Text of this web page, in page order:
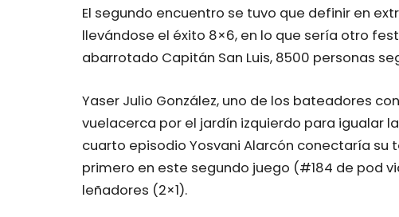
El segundo encuentro se tuvo que definir en
llevándose el éxito 8×6, en lo que sería otro
abarrotado Capitán San Luis, 8500 personas
Yaser Julio González, uno de los bateadores
vuelacerca por el jardín izquierdo para igualar
cuarto episodio Yosvani Alarcón conectaría su
primero en este segundo juego (#184 de pod
leñadores (2×1).